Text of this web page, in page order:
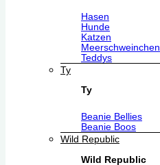
Hasen
Hunde
Katzen
Meerschweinchen
Teddys
Ty
Ty
Beanie Bellies
Beanie Boos
Wild Republic
Wild Republic